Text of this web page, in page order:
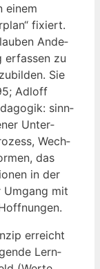
einem
fixiert.
Ande­
erfas­sen zu
Sie
Adl­off
sinn­
Unter­
Wech­
das
in der
Umgang mit
erreicht
Lern­